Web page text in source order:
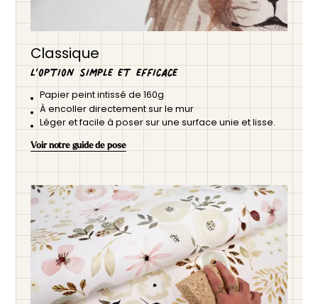
Classique
L’option simple et efficace
Papier peint intissé de 160g
À encoller directement sur le mur
Léger et facile à poser sur une surface unie et lisse.
Voir notre guide de pose